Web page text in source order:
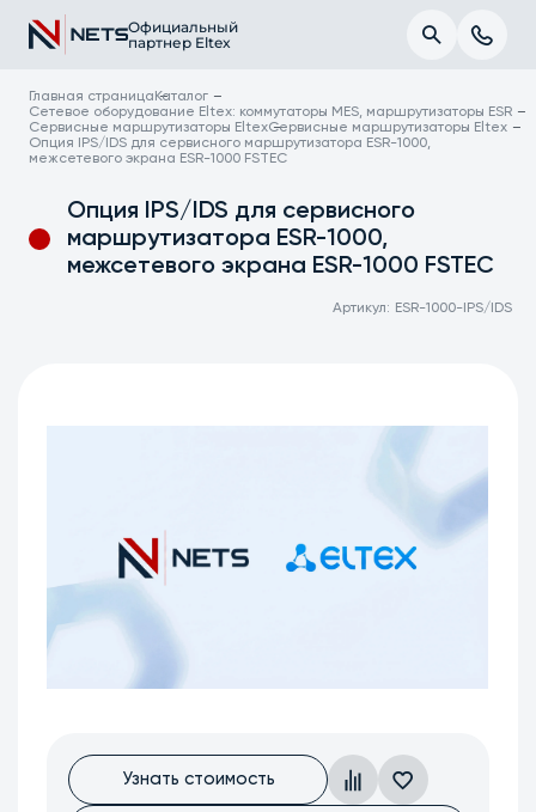
Официальный
партнер Eltex
Главная страница Каталог
Сетевое оборудование Eltex: коммутаторы MES, маршрутизаторы ESR
Сервисные маршрутизаторы EltexСервисные маршрутизаторы Eltex
Опция IPS/IDS для сервисного маршрутизатора ESR-1000,
межсетевого экрана ESR-1000 FSTEC
Опция IPS/IDS для сервисного
маршрутизатора ESR-1000,
межсетевого экрана ESR-1000 FSTEC
Артикул: ESR-1000-IPS/IDS
Узнать стоимость